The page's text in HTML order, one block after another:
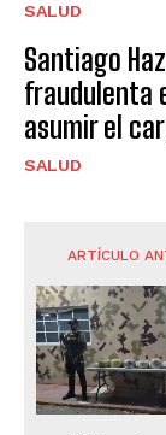
SALUD
Santiago
fraudulenta
asumir el
SALUD
ARTÍCULO